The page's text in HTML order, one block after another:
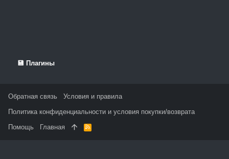
💾 Плагины
Обратная связь
Условия и правила
Политика конфиденциальности и условия покупки/возврата
Помощь
Главная
R